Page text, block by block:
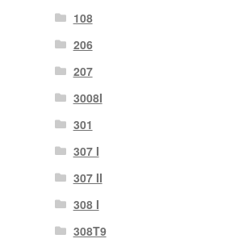
108
206
207
3008I
301
307 I
307 II
308 I
308T9